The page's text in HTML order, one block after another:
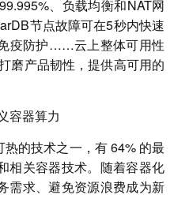
、负载均衡和NAT网
节点故障可在5秒内快速
疫防护……云上整体可用性
磨产品韧性，提供高可用的
容器算力
的技术之一，有 64% 的最
相关容器技术。随着容器化
需求、避免资源浪费成为新